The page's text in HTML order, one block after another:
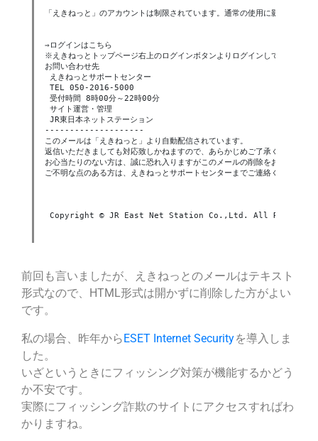
「えきねっと」のアカウントは制限されています。通常の使用に影響を与
⇒ログインはこちら
※えきねっとトップページ右上のログインボタンよりログインしてください。
お問い合わせ先
えきねっとサポートセンター
TEL 050-2016-5000
受付時間 8時00分～22時00分
サイト運営・管理
JR東日本ネットステーション
--------------------
このメールは「えきねっと」より自動配信されています。
返信いただきましても対応致しかねますので、あらかじめご了承ください。
お心当たりのない方は、誠に恐れ入りますがこのメールの削除をお願いいた
ご不明な点のある方は、えきねっとサポートセンターまでご連絡ください。
Copyright © JR East Net Station Co.,Ltd. All Rights
前回も言いましたが、えきねっとのメールはテキスト
形式なので、HTML形式は開かずに削除した方がよい
です。
私の場合、昨年から ESET Internet Securityを導入しま
した。
いざというときにフィッシング対策が機能するかどう
か不安です。
実際にフィッシング詐欺のサイトにアクセスすればわ
かりますね。